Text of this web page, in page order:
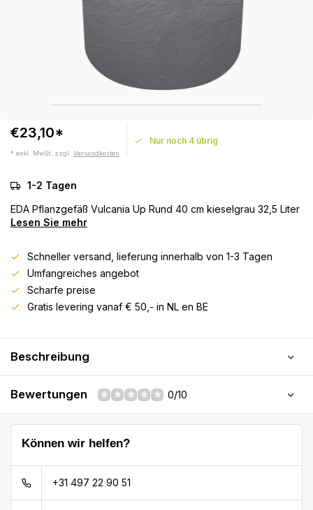
€23,10*
* exkl. MwSt. zzgl. Versandkosten
Nur noch 4 übrig
1-2 Tagen
EDA Pflanzgefäß Vulcania Up Rund 40 cm kieselgrau 32,5 Liter
Lesen Sie mehr
Schneller versand, lieferung innerhalb von 1-3 Tagen
Umfangreiches angebot
Scharfe preise
Gratis levering vanaf € 50,- in NL en BE
Beschreibung
Bewertungen 0/10
Können wir helfen?
+31 497 22 90 51